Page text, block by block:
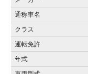
通称車名
クラス
運転免許
年式